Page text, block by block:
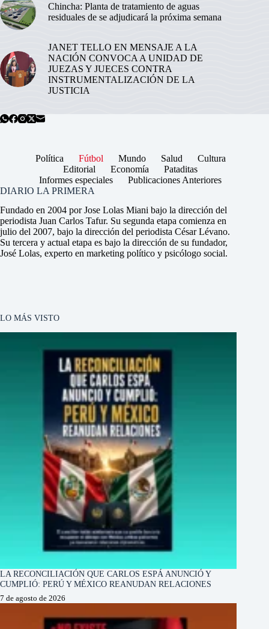
Chincha: Planta de tratamiento de aguas
residuales de se adjudicará la próxima semana
JANET TELLO EN MENSAJE A LA
NACIÓN CONVOCA A UNIDAD DE
JUEZAS Y JUECES CONTRA
INSTRUMENTALIZACIÓN DE LA
JUSTICIA
Política Fútbol Mundo Salud
Cultura
Editorial
Economía
Pataditas
Informes especiales
Publicaciones Anteriores
DIARIO LA PRIMERA
Fundado en 2004 por Jose Lolas Miani bajo la dirección del
periodista Juan Carlos Tafur. Su segunda etapa comienza en
julio del 2007, bajo la dirección del periodista César Lévano.
Su tercera y actual etapa es bajo la dirección de su fundador,
José Lolas, experto en marketing político y psicólogo social.
LO MÁS VISTO
LA RECONCILIACIÓN QUE CARLOS ESPÁ ANUNCIÓ Y
CUMPLIÓ: PERÚ Y MÉXICO REANUDAN RELACIONES
7 de agosto de 2026